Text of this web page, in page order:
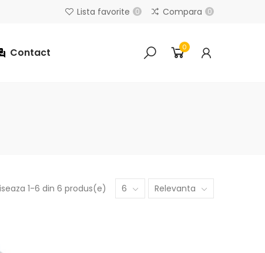
Lista favorite 0 Compara 0
Contact 0
1-6 din 6 produs(e) 6 Relevanta